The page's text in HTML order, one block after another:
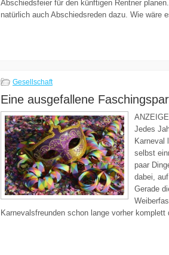
Abschiedsfeier für den künftigen Rentner
natürlich auch Abschiedsreden dazu. Wie wäre
Gesellschaft
Eine ausgefallene
Jedes
Karneval
selbst
paar
dabei,
Gerade
Karnevalsfreunden schon lange vorher komplett